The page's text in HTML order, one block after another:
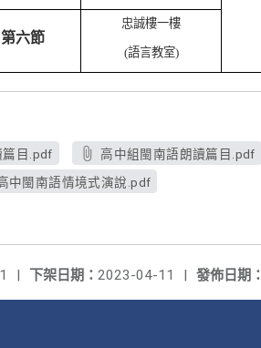
六節
忠誠樓一樓
(語言教室)
篇目.pdf
高中組閩南語朗讀篇目.pdf
中閩南語情境式演說.pdf
發佈日期：
下架日期： 2023-04-11 |
|